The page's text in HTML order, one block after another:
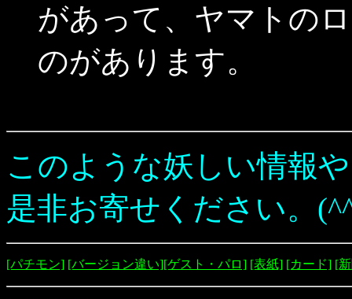
があって、ヤマトの
のがあります。
このような妖しい情報
是非お寄せください。
[パチモン] [バージョン違い][ゲスト・パロ] [表紙] [カード] [